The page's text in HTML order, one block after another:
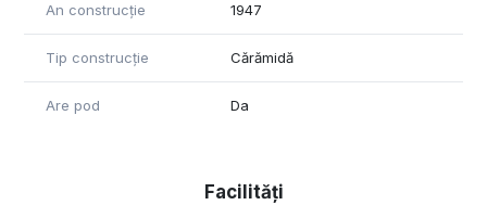
An construcție 1947
Tip construcție Cărămidă
Are pod Da
Facilități